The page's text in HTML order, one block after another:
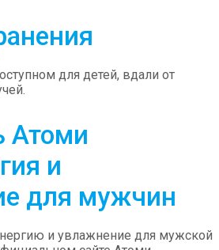
для детей, вдали от
Атоми
и
для мужчин
и увлажнение для мужской